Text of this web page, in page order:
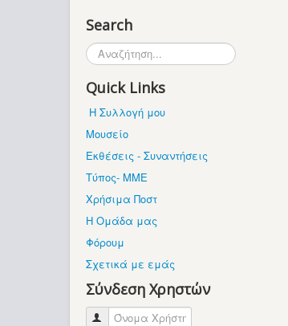
Search
Αναζήτηση...
Quick Links
Η Συλλογή μου
Μουσείο
Εκθέσεις - Συναντήσεις
Τύπος- ΜΜΕ
Χρήσιμα Ποστ
Η Ομάδα μας
Φόρουμ
Σχετικά με εμάς
Σύνδεση Χρηστών
Όνομα Χρήστη